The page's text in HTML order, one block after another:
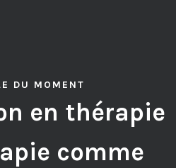
DU MOMENT
en thérapie
comme